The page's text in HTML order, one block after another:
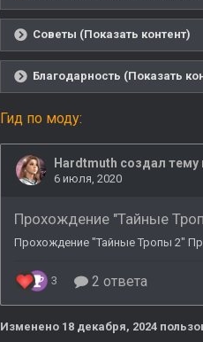
Советы (Показать контент)
Благодарность (Показать
Гид по моду:
Изменено 18 декабря, 2024